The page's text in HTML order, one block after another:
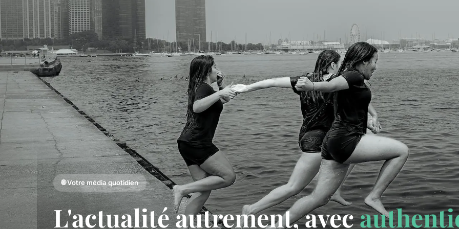
🌐 Votre média quotidien
L'actualité autrement, avec